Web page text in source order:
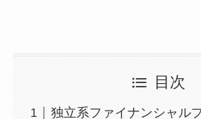
目次
独立系ファイナンシャル